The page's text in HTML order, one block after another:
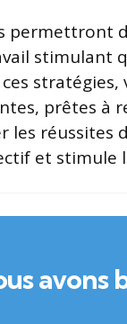
permettront
stimulant
prêtes à
les
et stimule
avons